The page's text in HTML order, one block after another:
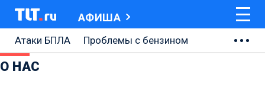
АФИША
Атаки БПЛА
Проблемы с бензином
АВТОВАЗ
О НАС